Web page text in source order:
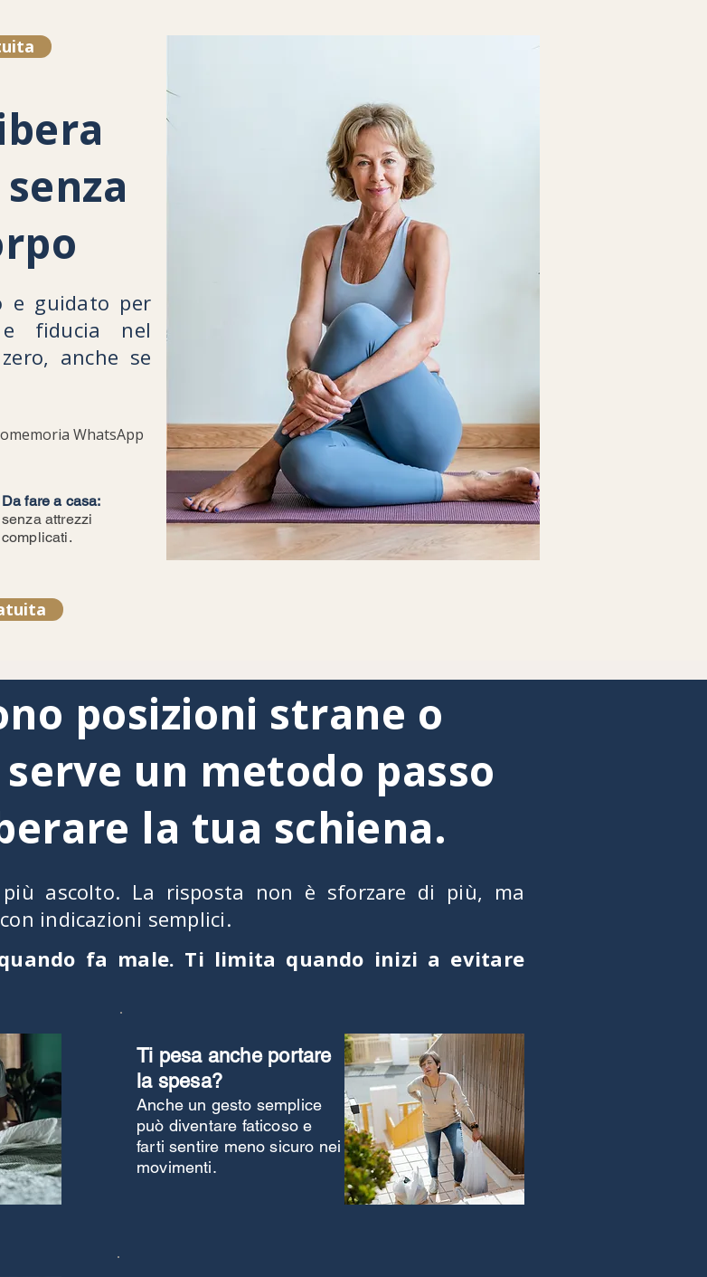
e guidato per
e fiducia nel
anche se
WhatsApp
Da fare a casa:
senza attrezzi
complicati.
posizioni strane o
un metodo passo
la tua schiena.
ascolto. La risposta non è sforzare di più, ma
indicazioni semplici.
fa male. Ti limita quando inizi a evitare
Ti pesa anche portare
la spesa?
Anche un gesto semplice
può diventare faticoso e
farti sentire meno sicuro nei
movimenti.